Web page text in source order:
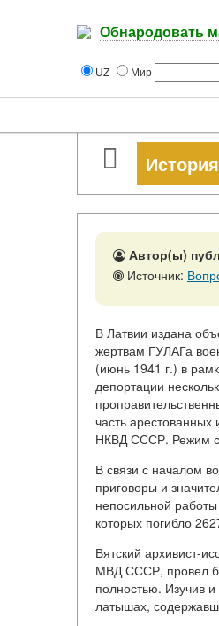
Обнародовать
UZ Мир
Автор(ы)
Источник:
В Латвии издана
жертвам ГУЛАГа
(июнь 1941 г.) в
депортации
часть
НКВД СССР. Режим
В связи с началом
приговоры и
непосильной
которых погибло
Вятский архивист-
МВД СССР, провел
полностью. Изучив
латышах,